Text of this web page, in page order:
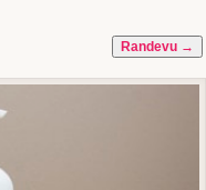
Randevu →